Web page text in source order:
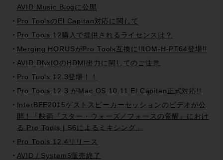
AVID Music Blogに公開
Pro ToolsのEl Capitan対応に関して
Pro Tools 12購入で提供されるライセンスは？
Merging HORUSがPro Tools互換に!!IOM-H-PT64登場!!
AVID DNxIOのHDMI出力に関してのご注意
Pro Tools 12.3登場！！
Pro Tools 12.3 がMac OS 10.11 El Capitan正式対応!!
InterBEE2015ゲストスピーカーセッションのビデオが公
開！「映画『スター・ウォーズ／フォースの覚醒』におけ
る Pro Tools | S6によるミキシング」
Pro Tools 12.4リリース
AVID / System5販売終了